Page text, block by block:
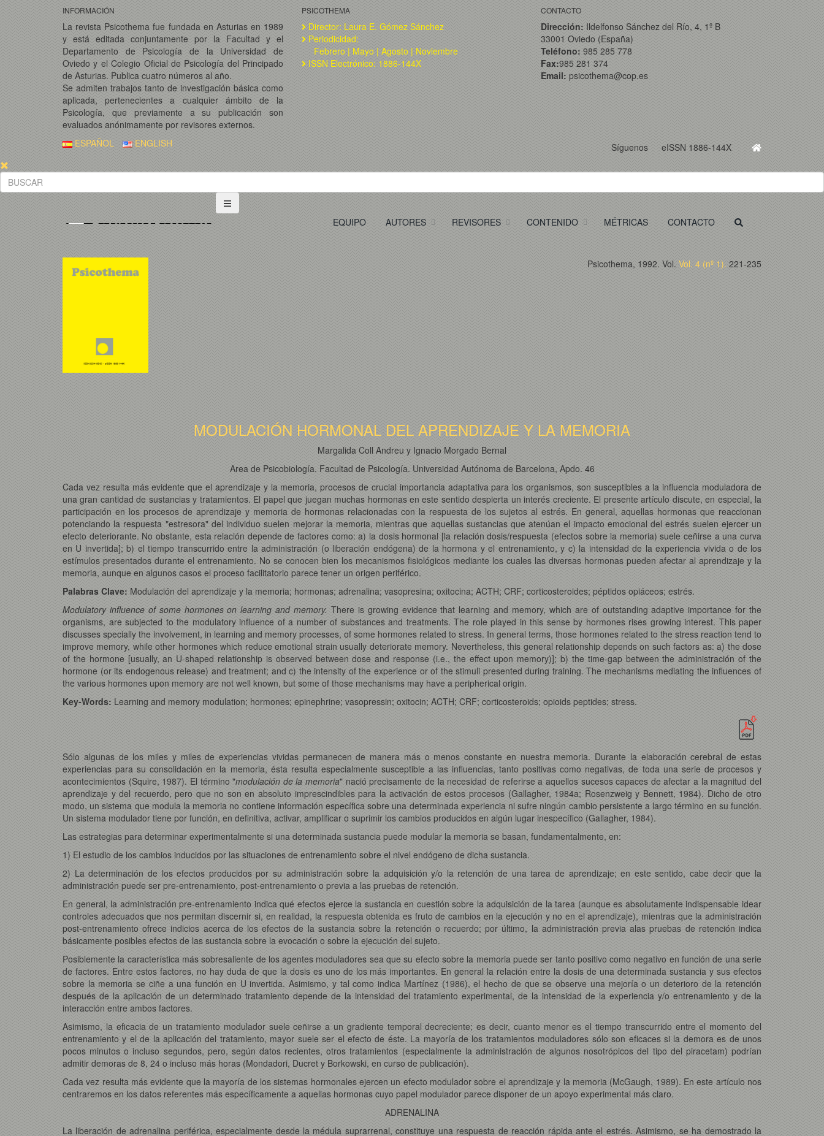
INFORMACIÓN
La revista Psicothema fue fundada en Asturias en 1989
y está editada conjuntamente por la Facultad y el
Departamento de Psicología de la Universidad de
Oviedo y el Colegio Oficial de Psicología del Principado
de Asturias. Publica cuatro números al año.
Se admiten trabajos tanto de investigación básica como
aplicada, pertenecientes a cualquier ámbito de la
Psicología, que previamente a su publicación son
evaluados anónimamente por revisores externos.
PSICOTHEMA
Director: Laura E. Gómez Sánchez
Periodicidad:
Febrero | Mayo | Agosto | Noviembre
ISSN Electrónico: 1886-144X
CONTACTO
Dirección: Ildelfonso Sánchez del Río, 4, 1º B
33001 Oviedo (España)
Teléfono: 985 285 778
Fax:985 281 374
Email: psicothema@cop.es
Síguenos eISSN 1886-144X
ESPAÑOL ENGLISH
EQUIPO AUTORES REVISORES CONTENIDO MÉTRICAS CONTACTO
Psicothema, 1992. Vol. Vol. 4 (nº 1). 221-235
MODULACIÓN HORMONAL DEL APRENDIZAJE Y LA MEMORIA
Margalida Coll Andreu y Ignacio Morgado Bernal
Area de Psicobiología. Facultad de Psicología. Universidad Autónoma de Barcelona, Apdo. 46
Cada vez resulta más evidente que el aprendizaje y la memoria, procesos de crucial importancia adaptativa para los organismos, son susceptibles a la influencia moduladora de
una gran cantidad de sustancias y tratamientos. El papel que juegan muchas hormonas en este sentido despierta un interés creciente. El presente artículo discute, en especial, la
participación en los procesos de aprendizaje y memoria de hormonas relacionadas con la respuesta de los sujetos al estrés. En general, aquellas hormonas que reaccionan
potenciando la respuesta "estresora" del individuo suelen mejorar la memoria, mientras que aquellas sustancias que atenúan el impacto emocional del estrés suelen ejercer un
efecto deteriorante. No obstante, esta relación depende de factores como: a) la dosis hormonal [la relación dosis/respuesta (efectos sobre la memoria) suele ceñirse a una curva
en U invertida]; b) el tiempo transcurrido entre la administración (o liberación endógena) de la hormona y el entrenamiento, y c) la intensidad de la experiencia vivida o de los
estímulos presentados durante el entrenamiento. No se conocen bien los mecanismos fisiológicos mediante los cuales las diversas hormonas pueden afectar al aprendizaje y la
memoria, aunque en algunos casos el proceso facilitatorio parece tener un origen periférico.
Palabras Clave: Modulación del aprendizaje y la memoria; hormonas; adrenalina; vasopresina; oxitocina; ACTH; CRF; corticosteroides; péptidos opiáceos; estrés.
Modulatory influence of some hormones on learning and memory. There is growing evidence that learning and memory, which are of outstanding adaptive importance for the
organisms, are subjected to the modulatory influence of a number of substances and treatments. The role played in this sense by hormones rises growing interest. This paper
discusses specially the involvement, in learning and memory processes, of some hormones related to stress. In general terms, those hormones related to the stress reaction tend to
improve memory, while other hormones which reduce emotional strain usually deteriorate memory. Nevertheless, this general relationship depends on such factors as: a) the dose
of the hormone [usually, an U-shaped relationship is observed between dose and response (i.e., the effect upon memory)]; b) the time-gap between the administración of the
hormone (or its endogenous release) and treatment; and c) the intensity of the experience or of the stimuli presented during training. The mechanisms mediating the influences of
the various hormones upon memory are not well known, but some of those mechanisms may have a peripherical origin.
Key-Words: Learning and memory modulation; hormones; epinephrine; vasopressin; oxitocin; ACTH; CRF; corticosteroids; opioids peptides; stress.
Sólo algunas de los miles y miles de experiencias vividas permanecen de manera más o menos constante en nuestra memoria. Durante la elaboración cerebral de estas
experiencias para su consolidación en la memoria, ésta resulta especialmente susceptible a las influencias, tanto positivas como negativas, de toda una serie de procesos y
acontecimientos (Squire, 1987). El término "modulación de la memoria" nació precisamente de la necesidad de referirse a aquellos sucesos capaces de afectar a la magnitud del
aprendizaje y del recuerdo, pero que no son en absoluto imprescindibles para la activación de estos procesos (Gallagher, 1984a; Rosenzweig y Bennett, 1984). Dicho de otro
modo, un sistema que modula la memoria no contiene información específica sobre una determinada experiencia ni sufre ningún cambio persistente a largo término en su función.
Un sistema modulador tiene por función, en definitiva, activar, amplificar o suprimir los cambios producidos en algún lugar inespecífico (Gallagher, 1984).
Las estrategias para determinar experimentalmente si una determinada sustancia puede modular la memoria se basan, fundamentalmente, en:
1) El estudio de los cambios inducidos por las situaciones de entrenamiento sobre el nivel endógeno de dicha sustancia.
2) La determinación de los efectos producidos por su administración sobre la adquisición y/o la retención de una tarea de aprendizaje; en este sentido, cabe decir que la
administración puede ser pre-entrenamiento, post-entrenamiento o previa a las pruebas de retención.
En general, la administración pre-entrenamiento indica qué efectos ejerce la sustancia en cuestión sobre la adquisición de la tarea (aunque es absolutamente indispensable idear
controles adecuados que nos permitan discernir si, en realidad, la respuesta obtenida es fruto de cambios en la ejecución y no en el aprendizaje), mientras que la administración
post-entrenamiento ofrece indicios acerca de los efectos de la sustancia sobre la retención o recuerdo; por último, la administración previa alas pruebas de retención indica
básicamente posibles efectos de las sustancia sobre la evocación o sobre la ejecución del sujeto.
Posiblemente la característica más sobresaliente de los agentes moduladores sea que su efecto sobre la memoria puede ser tanto positivo como negativo en función de una serie
de factores. Entre estos factores, no hay duda de que la dosis es uno de los más importantes. En general la relación entre la dosis de una determinada sustancia y sus efectos
sobre la memoria se ciñe a una función en U invertida. Asimismo, y tal como indica Martínez (1986), el hecho de que se observe una mejoría o un deterioro de la retención
después de la aplicación de un determinado tratamiento depende de la intensidad del tratamiento experimental, de la intensidad de la experiencia y/o entrenamiento y de la
interacción entre ambos factores.
Asimismo, la eficacia de un tratamiento modulador suele ceñirse a un gradiente temporal decreciente; es decir, cuanto menor es el tiempo transcurrido entre el momento del
entrenamiento y el de la aplicación del tratamiento, mayor suele ser el efecto de éste. La mayoría de los tratamientos moduladores sólo son eficaces si la demora es de unos
pocos minutos o incluso segundos, pero, según datos recientes, otros tratamientos (especialmente la administración de algunos nosotrópicos del tipo del piracetam) podrían
admitir demoras de 8, 24 o incluso más horas (Mondadori, Ducret y Borkowski, en curso de publicación).
Cada vez resulta más evidente que la mayoría de los sistemas hormonales ejercen un efecto modulador sobre el aprendizaje y la memoria (McGaugh, 1989). En este artículo nos
centraremos en los datos referentes más específicamente a aquellas hormonas cuyo papel modulador parece disponer de un apoyo experimental más claro.
ADRENALINA
La liberación de adrenalina periférica, especialmente desde la médula suprarrenal, constituye una respuesta de reacción rápida ante el estrés. Asimismo, se ha demostrado la